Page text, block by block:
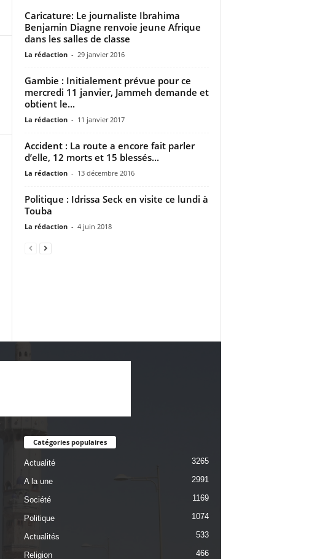
Caricature: Le journaliste Ibrahima
Benjamin Diagne renvoie jeune Afrique
dans les salles de classe
La rédaction - 29 janvier 2016
Gambie : Initialement prévue pour ce
mercredi 11 janvier, Jammeh demande et
obtient le...
La rédaction - 11 janvier 2017
Accident : La route a encore fait parler
d’elle, 12 morts et 15 blessés...
La rédaction - 13 décembre 2016
Politique : Idrissa Seck en visite ce lundi à
Touba
La rédaction - 4 juin 2018
Catégories populaires
Actualité 3265
A la une 2991
Société 1169
Politique 1074
Actualités 533
Religion 466